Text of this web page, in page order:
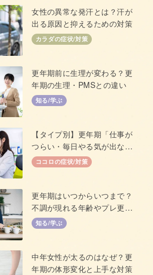
女性の異常な発汗とは？汗が
出る原因と抑えるための対策
カラダの症状/対策
更年期前に生理が変わる？更
年期の生理・PMSとの違い
知る/学ぶ
【タイプ別】更年期「仕事が
つらい・毎日やる気が出な
い」原因と対策
ココロの症状/対策
更年期はいつからいつまで？
不調が現れる年齢やプレ更年
期について
知る/学ぶ
中年女性が太るのはなぜ？更
年期の体形変化と上手な対策